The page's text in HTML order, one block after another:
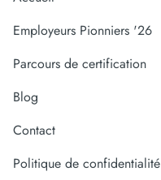
Employeurs Pionniers '26
Parcours de certification
Blog
Contact
Politique de confidentialité